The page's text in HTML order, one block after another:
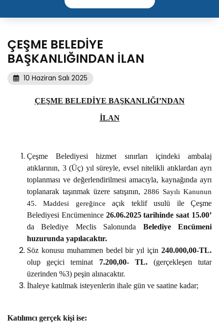
TIME TO DISCOVER
THE UNIQUE STREETS OF ÇEŞME
PLACES TO VISIT
ÇEŞME BELEDİYE
BAŞKANLIĞINDAN İLAN
10 Haziran Salı 2025
ÇEŞME BELEDİYE BAŞKANLIĞI’NDAN
İLAN
Çeşme Belediyesi hizmet sınırları içindeki ambalaj
atıklarının, 3 (Üç) yıl süreyle, evsel nitelikli atıklardan ayrı
toplanması ve değerlendirilmesi amacıyla, kaynağında ayrı
toplanarak taşınmak üzere satışının, 2886 Sayılı Kanunun
45. Maddesi gereğince açık teklif usulü ile Çeşme
Belediyesi Encümenince 26.06.2025 tarihinde saat 15.00’
da Belediye Meclis Salonunda Belediye Encümeni
huzurunda yapılacaktır.
Söz konusu muhammen bedel bir yıl için 240.000,00-TL.
olup geçici teminat 7.200,00- TL.(gerçekleşen tutar
üzerinden %3) peşin alınacaktır.
İhaleye katılmak isteyenlerin ihale gün ve saatine kadar;
Katılımcı gerçek kişi ise: